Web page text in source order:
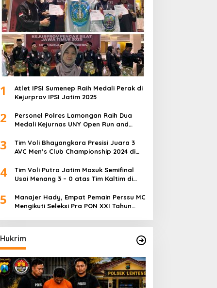
1
Atlet IPSI Sumenep Raih Medali Perak di
Kejurprov IPSI Jatim 2025
2
Personel Polres Lamongan Raih Dua
Medali Kejurnas UNY Open Run and
3
Tim Voli Bhayangkara Presisi Juara 3
AVC Men’s Club Championship 2024 di
4
Tim Voli Putra Jatim Masuk Semifinal
Usai Menang 3 – 0 atas Tim Kaltim di
5
Manajer Hady, Empat Pemain Perssu MC
Mengikuti Seleksi Pra PON XXI Tahun
Hukrim